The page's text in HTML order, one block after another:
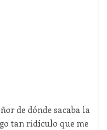
de dónde sacaba la
tan ridículo que me